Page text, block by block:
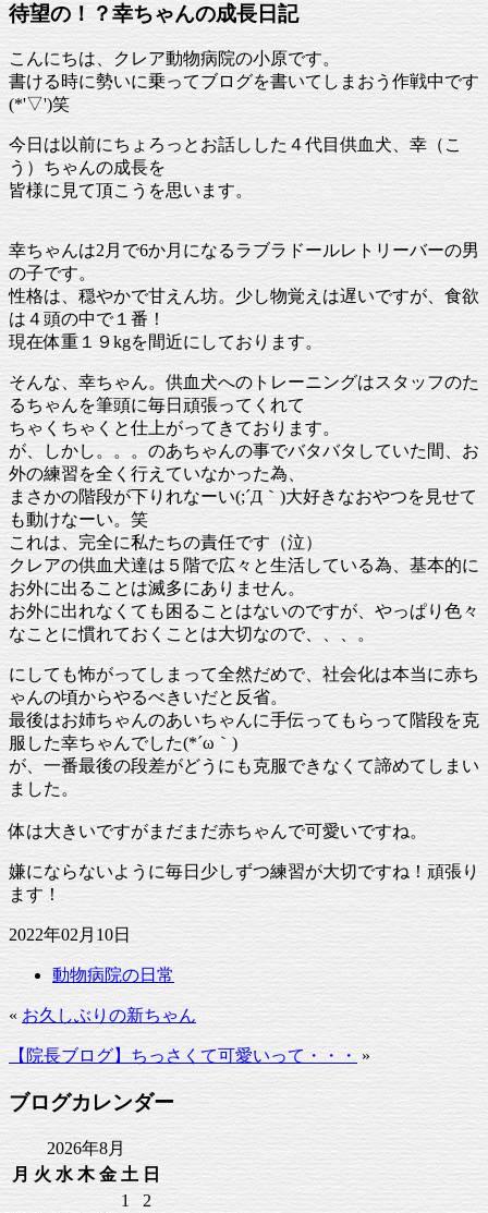
待望の！？幸ちゃんの成長日記
こんにちは、クレア動物病院の小原です。
書ける時に勢いに乗ってブログを書いてしまおう作戦中です
(*'▽')笑
今日は以前にちょろっとお話しした４代目供血犬、幸（こ
う）ちゃんの成長を
皆様に見て頂こうを思います。
幸ちゃんは2月で6か月になるラブラドールレトリーバーの男
の子です。
性格は、穏やかで甘えん坊。少し物覚えは遅いですが、食欲
は４頭の中で１番！
現在体重１９kgを間近にしております。
そんな、幸ちゃん。供血犬へのトレーニングはスタッフのた
るちゃんを筆頭に毎日頑張ってくれて
ちゃくちゃくと仕上がってきております。
が、しかし。。。のあちゃんの事でバタバタしていた間、お
外の練習を全く行えていなかった為、
まさかの階段が下りれなーい(;´Д｀)大好きなおやつを見せて
も動けなーい。笑
これは、完全に私たちの責任です（泣）
クレアの供血犬達は５階で広々と生活している為、基本的に
お外に出ることは滅多にありません。
お外に出れなくても困ることはないのですが、やっぱり色々
なことに慣れておくことは大切なので、、、。
にしても怖がってしまって全然だめで、社会化は本当に赤ち
ゃんの頃からやるべきいだと反省。
最後はお姉ちゃんのあいちゃんに手伝ってもらって階段を克
服した幸ちゃんでした(*´ω｀)
が、一番最後の段差がどうにも克服できなくて諦めてしまい
ました。
体は大きいですがまだまだ赤ちゃんで可愛いですね。
嫌にならないように毎日少しずつ練習が大切ですね！頑張り
ます！
2022年02月10日
動物病院の日常
« お久しぶりの新ちゃん
【院長ブログ】ちっさくて可愛いって・・・ »
ブログカレンダー
2026年8月
月 火 水 木 金 土 日
1
2